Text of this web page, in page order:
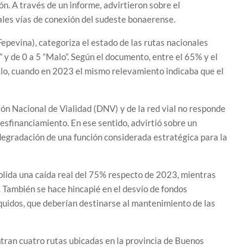
A través de un informe, advirtieron sobre el
vías de conexión del sudeste bonaerense.
categoriza el estado de las rutas nacionales
de 0 a 5 “Malo”. Según el documento, entre el 65% y el
cuando en 2023 el mismo relevamiento indicaba que el
Nacional de Vialidad (DNV) y de la red vial no responde
En ese sentido, advirtió sobre un
de una función considerada estratégica para la
una caída real del 75% respecto de 2023, mientras
se hace hincapié en el desvío de fondos
que deberían destinarse al mantenimiento de las
cuatro rutas ubicadas en la provincia de Buenos